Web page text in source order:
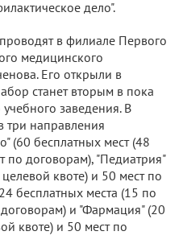
дело".
в филиале Первого
медицинского
Его открыли в
станет вторым в пока
заведения. В
три направления
(60 бесплатных мест (48
по договорам), "Педиатрия"
квоте) и 50 мест по
бесплатных места (15 по
и "Фармация" (20
квоте) и 50 мест по